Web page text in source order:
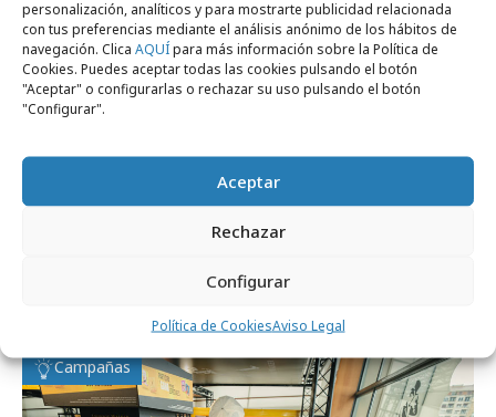
personalización, analíticos y para mostrarte publicidad relacionada
con tus preferencias mediante el análisis anónimo de los hábitos de
navegación. Clica AQUÍpara más información sobre la Política de
Cookies. Puedes aceptar todas las cookies pulsando el botón
"Aceptar" o configurarlas o rechazar su uso pulsando el botón
"Configurar".
Aceptar
Rechazar
Configurar
Política de CookiesAviso Legal
la mano de Johnnie Walker
Campañas